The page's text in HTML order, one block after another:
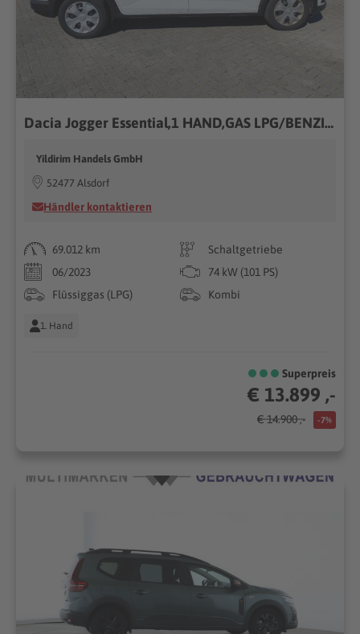
Dacia Jogger Essential,1 HAND,GAS LPG/BENZIN,TEMPOMAT
Yildirim Handels GmbH
52477 Alsdorf
Händler kontaktieren
69.012 km
Schaltgetriebe
06/2023
74 kW (101 PS)
Flüssiggas (LPG)
Kombi
1. Hand
Superpreis
€ 13.899 ,-
€ 14.900 ,- -7%